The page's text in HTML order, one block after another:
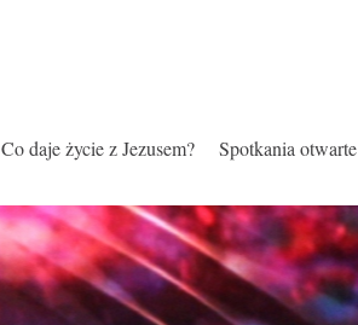
Co daje życie z Jezusem? Spotkania otwarte